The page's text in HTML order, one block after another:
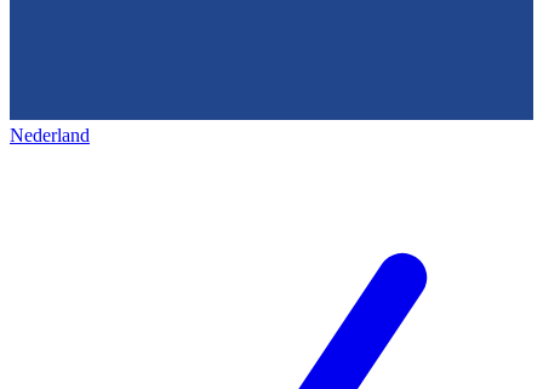
Nederland